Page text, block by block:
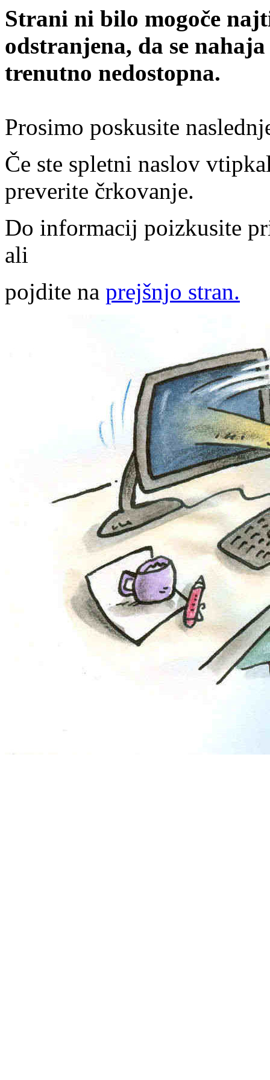
Strani ni bilo mogoče
odstranjena, da se
trenutno nedostopna.
Prosimo poskusite
Če ste spletni naslov
preverite črkovanje.
Do informacij poizkusite
ali
pojdite na prejšnjo stran.